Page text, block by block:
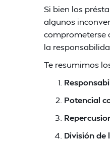
Si bien los
algunos
comprometerse
la
Te resumimos
Potencial
División de